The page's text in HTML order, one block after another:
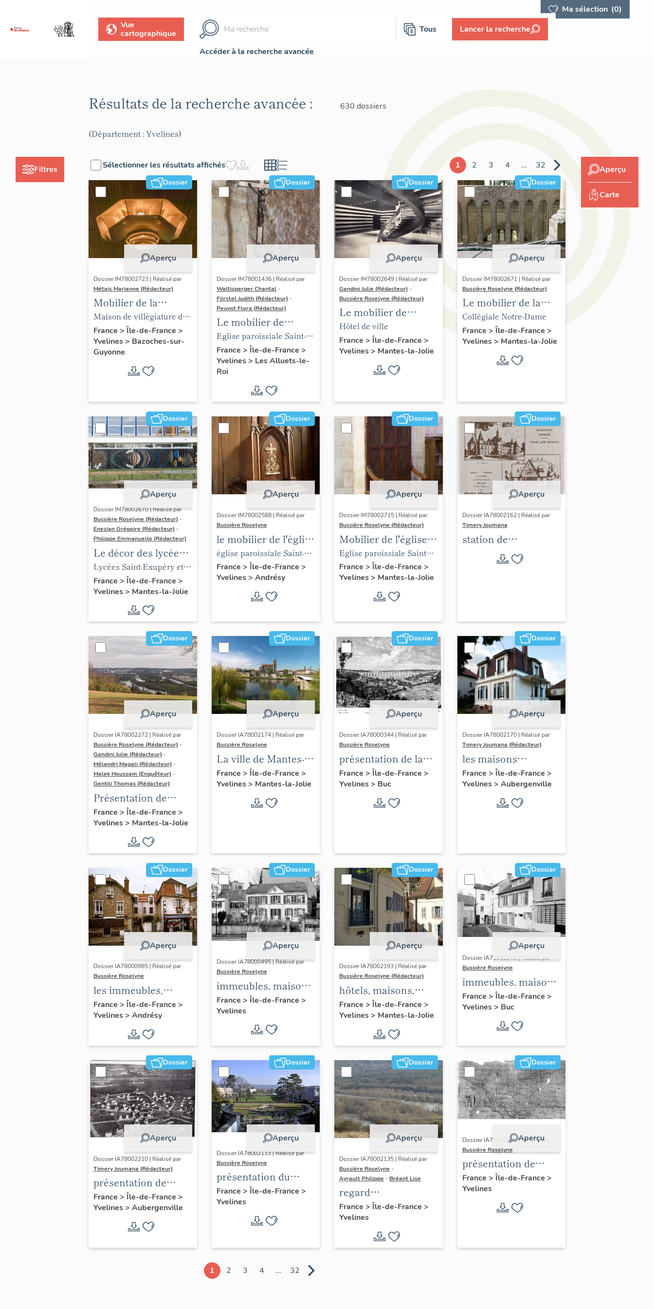
Ma sélection (0)
Vue
cartographique
Tous Lancer la recherche
Accéder à la recherche avancée
Filtres
Résultats de la recherche avancée : 630 dossiers
(Département : Yvelines)
Sélectionner les résultats affichés 1 2 3 4 ... 32
Dossier
Aperçu
Dossier IM78002723 | Réalisé par
Métais Marianne (Rédacteur)
Mobilier de la
maison Louis Carré
Maison de villégiature dite
maison Louis Carré
France > Île-de-France >
Yvelines> Bazoches-sur-
Guyonne
Dossier
Aperçu
Dossier IM78001436 | Réalisé par
Waltisperger Chantal -
Förstel Judith (Rédacteur) -
Peuvot Flora (Rédacteur)
Le mobilier de
l'église paroissiale
Saint-Nicolas
Eglise paroissiale Saint-
Nicolas
France > Île-de-France >
Yvelines> Les Alluets-le-
Roi
Dossier
Aperçu
Dossier IM78002649 | Réalisé par
Gandini Julie (Rédacteur) -
Bussière Roselyne (Rédacteur)
Le mobilier de
l'hôtel de ville
Hôtel de ville
France > Île-de-France >
Yvelines> Mantes-la-Jolie
Dossier
Aperçu
Dossier IM78002671 | Réalisé par
Bussière Roselyne (Rédacteur)
Le mobilier de la
collégiale
Collégiale Notre-Dame
France > Île-de-France >
Yvelines> Mantes-la-Jolie
Dossier
Aperçu
Dossier IM78002670 | Réalisé par
Bussière Roselyne (Rédacteur) -
Enezian Grégoire (Rédacteur) -
Philippe Emmanuelle (Rédacteur)
Le décor des lycées
de Mantes
Lycées Saint-Exupéry et
Jean Rostand
France > Île-de-France >
Yvelines> Mantes-la-Jolie
Dossier
Aperçu
Dossier IM78002588 | Réalisé par
Bussière Roselyne
le mobilier de l'église
Saint-Germain-de-
Paris (liste
supplémentaire)
église paroissiale Saint-
Germain
France > Île-de-France >
Yvelines> Andrésy
Dossier
Aperçu
Dossier IM78002715 | Réalisé par
Bussière Roselyne (Rédacteur)
Mobilier de l'église
Sainte-Anne de
Gassicourt
Eglise paroissiale Sainte-
Anne
France > Île-de-France >
Yvelines> Mantes-la-Jolie
Dossier
Aperçu
Dossier IA78002162 | Réalisé par
Timery Joumana
station de
villégiature
d'Elisabethville
Dossier
Aperçu
Dossier IA78002272 | Réalisé par
Bussière Roselyne (Rédacteur) -
Gandini Julie (Rédacteur) -
Mélandri Magali (Rédacteur) -
Malek Houssam (Enquêteur) -
Gentili Thomas (Rédacteur)
Présentation de
l'étude
France > Île-de-France >
Yvelines> Mantes-la-Jolie
Dossier
Aperçu
Dossier IA78002174 | Réalisé par
Bussière Roselyne
La ville de Mantes-la-
Jolie
France > Île-de-France >
Yvelines> Mantes-la-Jolie
Dossier
Aperçu
Dossier IA78000344 | Réalisé par
Bussière Roselyne
présentation de la
commune de Buc
France > Île-de-France >
Yvelines> Buc
Dossier
Aperçu
Dossier IA78002170 | Réalisé par
Timery Joumana (Rédacteur)
les maisons
d'Elisabethville
France > Île-de-France >
Yvelines> Aubergenville
Dossier
Aperçu
Dossier IA78000985 | Réalisé par
Bussière Roselyne
les immeubles,
maisons et fermes
du canton d'Andrésy
France > Île-de-France >
Yvelines> Andrésy
Dossier
Aperçu
Dossier IA78000495 | Réalisé par
Bussière Roselyne
immeubles, maisons,
fermes
France > Île-de-France >
Yvelines
Dossier
Aperçu
Dossier IA78002193 | Réalisé par
Bussière Roselyne (Rédacteur)
hôtels, maisons,
immeubles
France > Île-de-France >
Yvelines> Mantes-la-Jolie
Dossier
Aperçu
Dossier IA78000345 | Réalisé par
Bussière Roselyne
immeubles, maisons,
fermes
France > Île-de-France >
Yvelines> Buc
Dossier
Aperçu
Dossier IA78002210 | Réalisé par
Timery Joumana (Rédacteur)
présentation de
l'étude
d'Elisabethville
France > Île-de-France >
Yvelines> Aubergenville
Dossier
Aperçu
Dossier IA78002133 | Réalisé par
Bussière Roselyne
présentation du
diagnostic
patrimonial, urbain
et paysager de Seine-
France > Île-de-France >
Yvelines
Dossier
Aperçu
Dossier IA78002135 | Réalisé par
Bussière Roselyne -
Ayrault Philippe - Bréant Lise
regard
photographique sur
le territoire de Seine-
France > Île-de-France >
Yvelines
Dossier
Aperçu
Dossier IA78000496 | Réalisé par
Bussière Roselyne
présentation de
l'étude du
patrimoine de l'aire
d'étude Versailles
périphérie sud
France > Île-de-France >
Yvelines
1 2 3 4 ... 32
Aperçu
Carte